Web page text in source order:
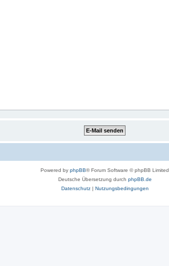
Powered by phpBB® Forum Software © phpBB Limited
Deutsche Übersetzung durch phpBB.de
Datenschutz| Nutzungsbedingungen